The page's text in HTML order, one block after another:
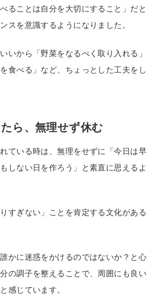
ること は自分を大切にする こと」 だと
ス を意識する よう に なり ま した。
いいから「野菜をなるべく取り入れる」
を食べる」 など、 ちょっとした工夫を し
たら、 無理せず休む
ている時は、無理をせずに「今日は早
も しない日 を作ろう」 と素直に思える よ
すぎない」 こと を肯定する文化がある
誰かに迷惑をかけるのではないか？ と 心
の調子を整える こと で、 周囲に も 良い
と 感じ てい ます。